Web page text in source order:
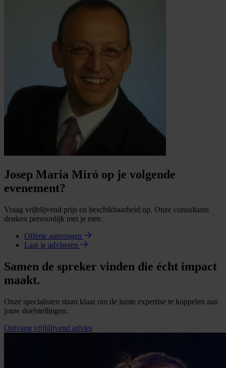
Josep Maria Miró op je volgende
evenement?
Vraag vrijblijvend prijs en beschikbaarheid op. Onze consultants
denken persoonlijk met je mee.
Offerte aanvragen
Laat je adviseren
Samen de spreker vinden die écht impact
maakt.
Onze specialisten staan klaar om de juiste expertise te koppelen aan
jouw doelstellingen.
Ontvang vrijblijvend advies